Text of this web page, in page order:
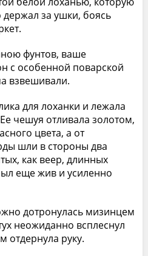
за ушки, боясь
фунтов, ваше
с особенной поварской
взвешивали.
для лоханки и лежала
чешуя отливала золотом,
цвета, а от
шли в стороны два
как веер, длинных
еще жив и усиленно
дотронулась мизинцем
неожиданно всплеснул
отдернула руку.